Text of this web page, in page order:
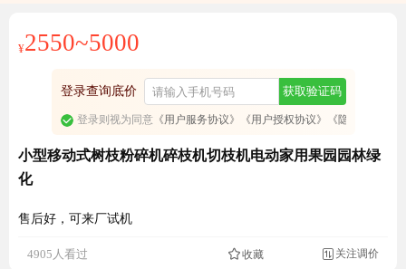
¥2550~5000
登录查询底价 获取验证码
登录则视为同意《用户服务协议》 《用户授权协议》 《隐私政策》
小型移动式树枝粉碎机碎枝机切枝机电动家用果园园林绿
化
售后好，可来厂试机
4905人看过 收藏 关注调价